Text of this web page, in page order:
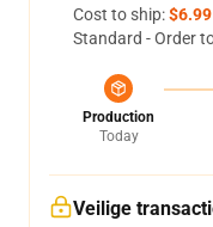
Cost to ship:$6.99
Standard - Order
Production
Today
Veilige